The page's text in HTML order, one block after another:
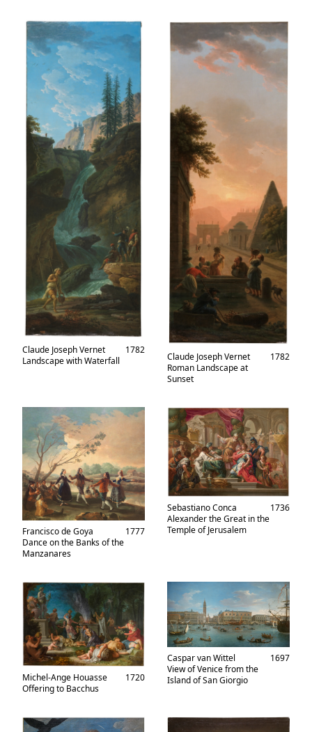
Claude Joseph Vernet
Landscape with Waterfall
1782
Claude Joseph Vernet
Roman Landscape at
Sunset
1782
Francisco de Goya
Dance on the Banks of the
Manzanares
1777
Sebastiano Conca
Alexander the Great in the
Temple of Jerusalem
1736
Michel-Ange Houasse
Offering to Bacchus
1720
Caspar van Wittel
View of Venice from the
Island of San Giorgio
1697